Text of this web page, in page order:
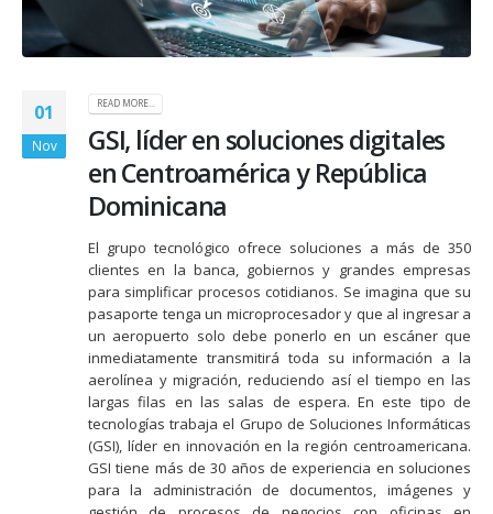
01
Nov
READ MORE...
GSI, líder en soluciones digitales
en Centroamérica y República
Dominicana
El grupo tecnológico ofrece soluciones a más de 350
clientes en la banca, gobiernos y grandes empresas
para simplificar procesos cotidianos. Se imagina que su
pasaporte tenga un microprocesador y que al ingresar a
un aeropuerto solo debe ponerlo en un escáner que
inmediatamente transmitirá toda su información a la
aerolínea y migración, reduciendo así el tiempo en las
largas filas en las salas de espera. En este tipo de
tecnologías trabaja el Grupo de Soluciones Informáticas
(GSI), líder en innovación en la región centroamericana.
GSI tiene más de 30 años de experiencia en soluciones
para la administración de documentos, imágenes y